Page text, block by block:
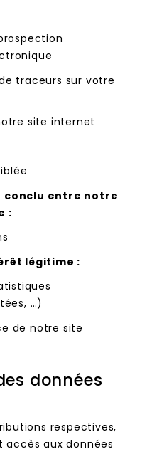
traceurs sur votre
site internet
conclu entre notre
:
légitime :
…)
de notre site
données
respectives,
accès aux données